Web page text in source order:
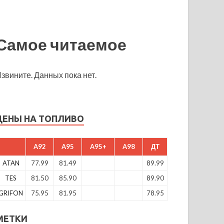
читаемое
Данных пока нет.
НА ТОПЛИВО
A92 A95 A95+ A98 ДТ
ATAN 77.99 81.49
89.99
TES
81.50 85.90
89.90
75.95 81.95 78.95